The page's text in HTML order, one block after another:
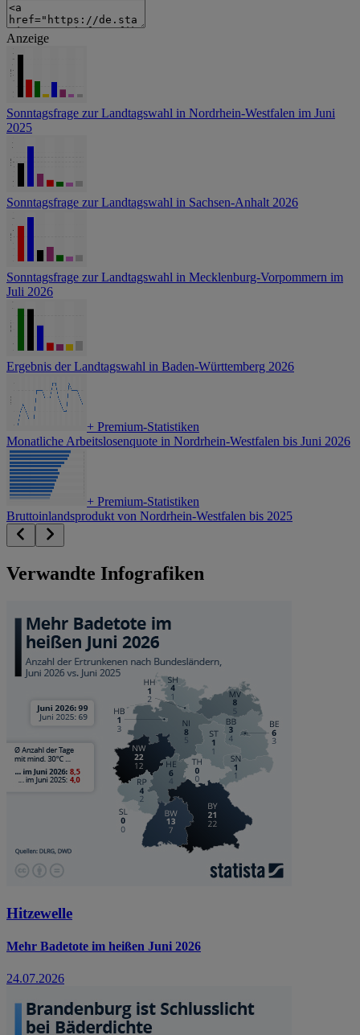
Anzeige
Sonntagsfrage zur Landtagswahl in Nordrhein-Westfalen im Juni
2025
Sonntagsfrage zur Landtagswahl in Sachsen-Anhalt 2026
Sonntagsfrage zur Landtagswahl in Mecklenburg-Vorpommern im
Juli 2026
Ergebnis der Landtagswahl in Baden-Württemberg 2026
+ Premium-Statistiken
Monatliche Arbeitslosenquote in Nordrhein-Westfalen bis Juni 2026
+ Premium-Statistiken
Bruttoinlandsprodukt von Nordrhein-Westfalen bis 2025
Verwandte Infografiken
Hitzewelle
Mehr Badetote im heißen Juni 2026
24.07.2026